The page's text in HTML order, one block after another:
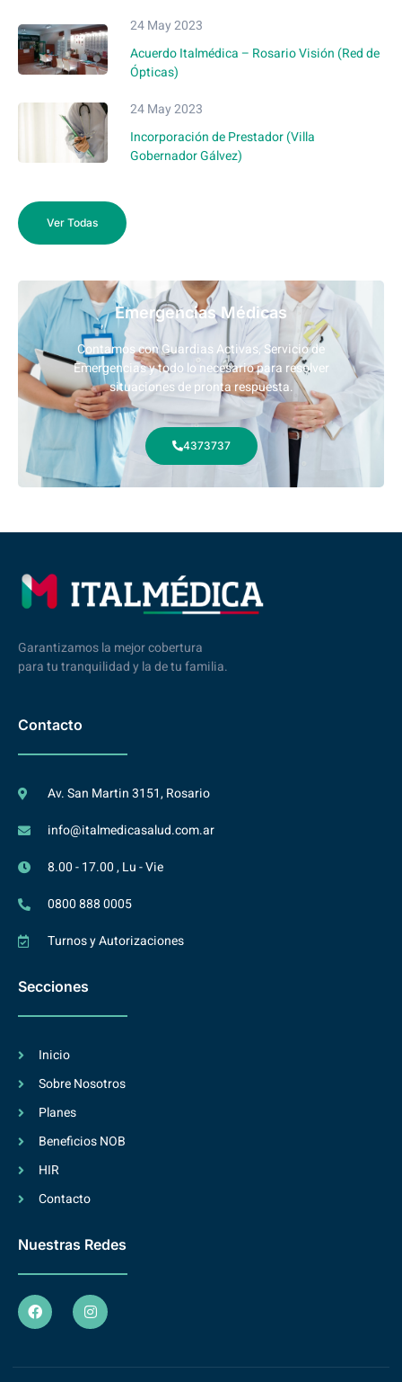
24 May 2023
Acuerdo Italmédica – Rosario Visión (Red de
Ópticas)
24 May 2023
Incorporación de Prestador (Villa
Gobernador Gálvez)
Ver Todas
Emergencias Médicas
Contamos con Guardias Activas, Servicio de
Emergencias y todo lo necesario para resolver
situaciones de pronta respuesta.
4373737
Garantizamos la mejor cobertura
para tu tranquilidad y la de tu familia.
Contacto
Av. San Martin 3151, Rosario
info@italmedicasalud.com.ar
8.00 - 17.00 , Lu - Vie
0800 888 0005
Turnos y Autorizaciones
Secciones
Inicio
Sobre Nosotros
Planes
Beneficios NOB
HIR
Contacto
Nuestras Redes